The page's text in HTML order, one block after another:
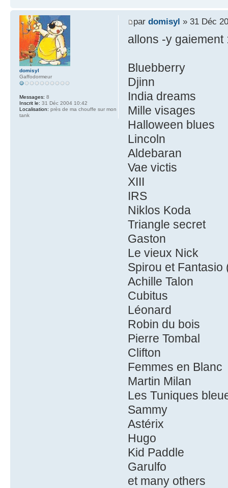
par domisyl » 31 Déc
allons -y gaiement
Bluebberry
Djinn
India dreams
Mille visages
Halloween blues
Lincoln
Aldebaran
Vae victis
XIII
IRS
Niklos Koda
Triangle secret
Gaston
Le vieux Nick
Spirou et Fantasio
Achille Talon
Cubitus
Léonard
Robin du bois
Pierre Tombal
Clifton
Femmes en Blanc
Martin Milan
Les Tuniques
Sammy
Astérix
Hugo
Kid Paddle
Garulfo
et many others
domisyl
Gaffodormeur
Messages: 8
Inscrit le: 31 Déc 2004 10:42
Localisation: près de ma chouffe sur mon
tank